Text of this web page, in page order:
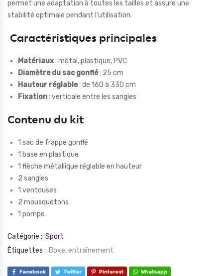
permet une adaptation à toutes les tailles et assure une
stabilité optimale pendant l’utilisation.
Caractéristiques principales
Matériaux: métal, plastique, PVC
Diamètre du sac gonflé: 25 cm
Hauteur réglable: de 160 à 330 cm
Fixation: verticale entre les sangles
Contenu du kit
1 sac de frappe gonflé
1 base en plastique
1 flèche métallique réglable en hauteur
2 sangles
1 ventouses
2 mousquetons
1 pompe
Catégorie : Sport
Étiquettes : Boxe,entraînement
Facebook Twitter Pinterest Whatsapp